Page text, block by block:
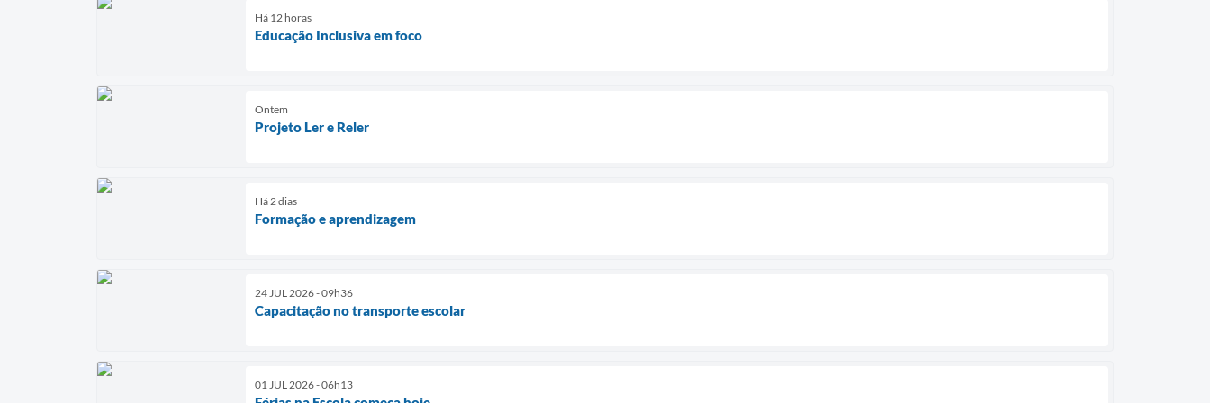
Há 12 horas
Educação Inclusiva em foco
Ontem
Projeto Ler e Reler
Há 2 dias
Formação e aprendizagem
24 JUL 2026 - 09h36
Capacitação no transporte escolar
01 JUL 2026 - 06h13